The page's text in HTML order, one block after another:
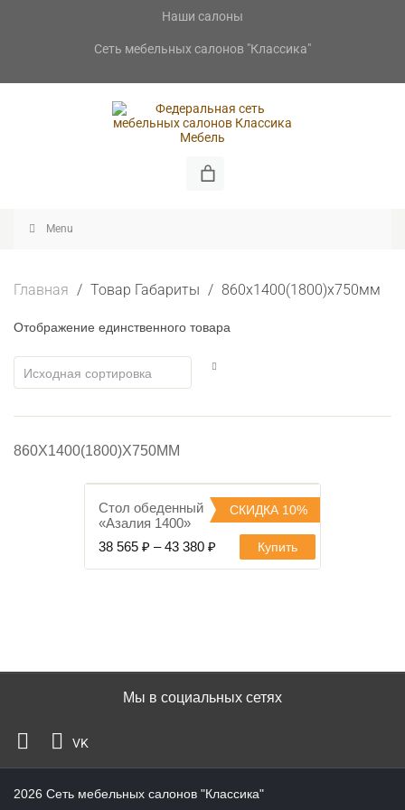
Skip
content
Наши салоны
Сеть мебельных салонов "Классика"
Menu
Главная / Товар Габариты / 860х1400(1800)х750мм
Отображение единственного товара
860Х1400(1800)Х750ММ
Стол обеденный
«Азалия 1400»
38 565 ₽ –43 380 ₽ Купить
СКИДКА 10%
Мы в социальных сетях
VK
2026 Сеть мебельных салонов "Классика"